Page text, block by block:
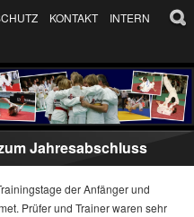
KONTAKT
INTERN
Jahresabschluss
der Anfänger und
Prüfer und Trainer waren sehr